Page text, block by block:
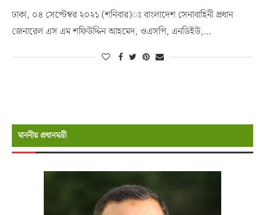
ঢাকা, ০৪ সেপ্টেম্বর ২০২১ (শনিবার)ঃ বাংলাদেশ সেনাবাহিনী প্রধান
জেনারেল এস এম শফিউদ্দিন আহমেদ, ওএসপি, এনডিইউ,…
মাননীয় প্রধানমন্রী